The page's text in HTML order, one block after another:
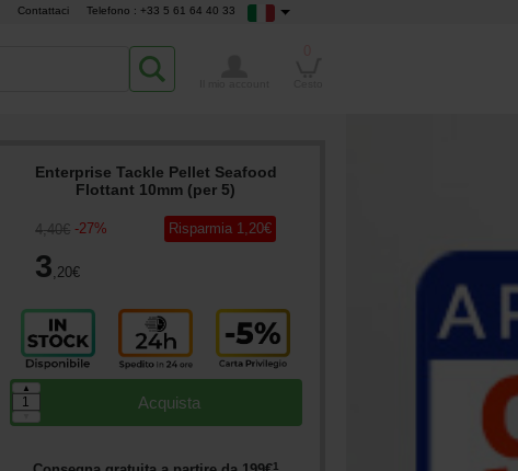
Contattaci Telefono : +33 5 61 64 40 33
Enterprise Tackle Pellet Seafood
Flottant 10mm (per 5)
4,40€ -27%
3,20€
Risparmia 1,20€
Acquista
▲
1